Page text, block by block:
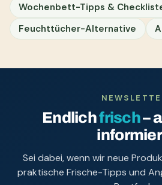
Wochenbett-Tipps &
Feuchttücher-Alternative
Endlichfrisch–
Sei dabei, wenn wir neue
praktische Frische-Tipps und